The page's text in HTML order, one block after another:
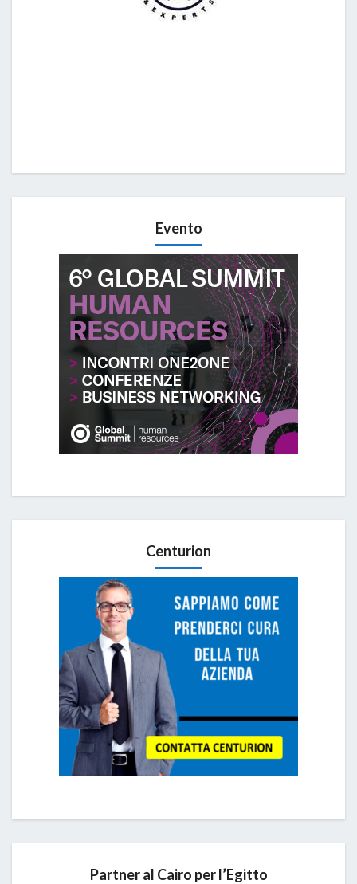
Evento
Centurion
Partner al Cairo per l’Egitto